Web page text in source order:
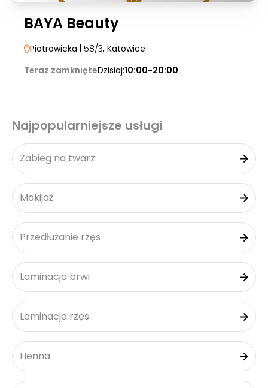
BAYA Beauty
Piotrowicka | 58/3, Katowice
Teraz zamknięteDzisiaj:10:00-20:00
Najpopularniejsze usługi
Zabieg na twarz
Makijaż
Przedłużanie rzęs
Laminacja brwi
Laminacja rzęs
Henna